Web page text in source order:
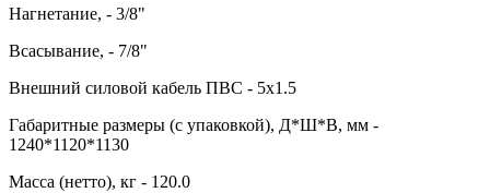
Нагнетание, - 3/8"
Всасывание, - 7/8"
Внешний силовой кабель ПВС - 5х1.5
Габаритные размеры (с упаковкой), Д*Ш*В, мм -
1240*1120*1130
Масса (нетто), кг - 120.0